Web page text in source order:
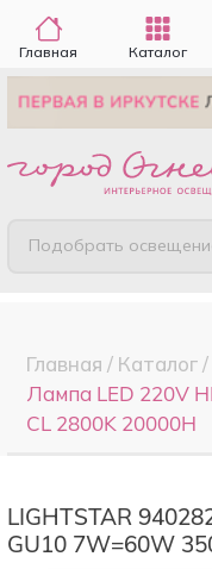
Главная Каталог
Подобрать
Главная / Каталог/
Лампа LED 220V
CL 2800K 20000H
LIGHTSTAR
GU10 7W=60W